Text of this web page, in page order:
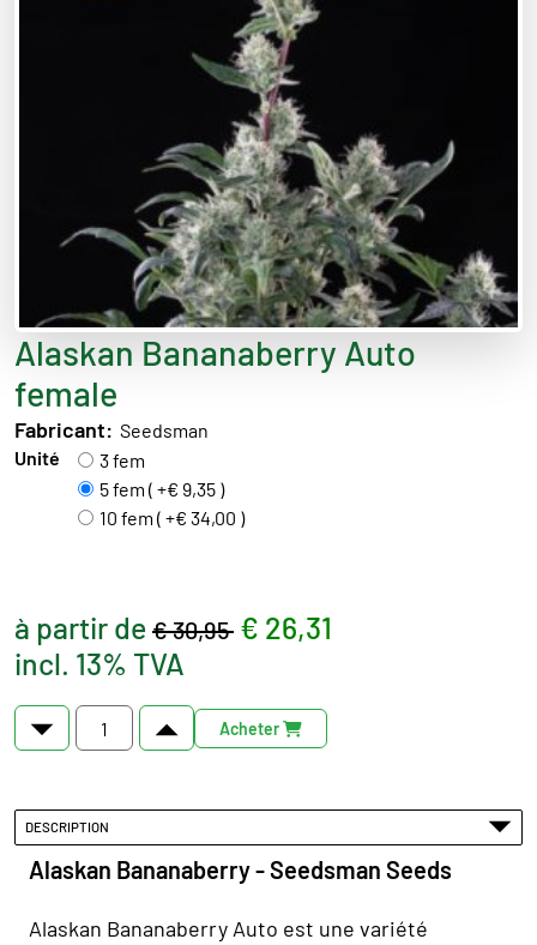
Alaskan Bananaberry Auto
female
Fabricant: Seedsman
Unité
3 fem
5 fem ( +€ 9,35 )
10 fem ( +€ 34,00 )
à partir de € 30,95 € 26,31
incl. 13% TVA
Acheter
DESCRIPTION
Alaskan Bananaberry - Seedsman Seeds
Alaskan Bananaberry Auto est une variété